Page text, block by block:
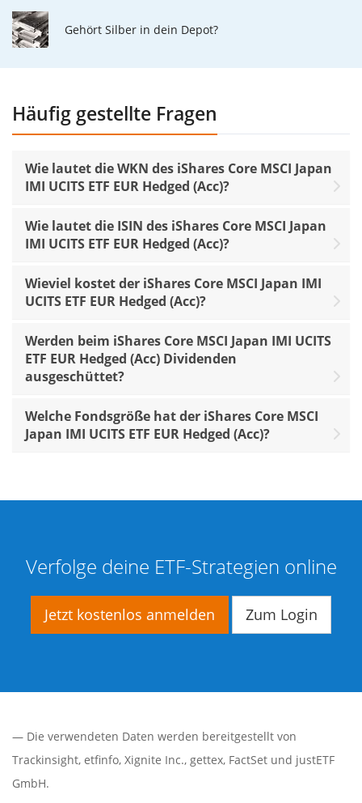
Gehört Silber in dein Depot?
Häufig gestellte Fragen
Wie lautet die WKN des iShares Core MSCI Japan
IMI UCITS ETF EUR Hedged (Acc)?
Wie lautet die ISIN des iShares Core MSCI Japan
IMI UCITS ETF EUR Hedged (Acc)?
Wieviel kostet der iShares Core MSCI Japan IMI
UCITS ETF EUR Hedged (Acc)?
Werden beim iShares Core MSCI Japan IMI UCITS
ETF EUR Hedged (Acc) Dividenden
ausgeschüttet?
Welche Fondsgröße hat der iShares Core MSCI
Japan IMI UCITS ETF EUR Hedged (Acc)?
Verfolge deine ETF-Strategien online
Jetzt kostenlos anmelden Zum Login
— Die verwendeten Daten werden bereitgestellt von
Trackinsight, etfinfo, Xignite Inc., gettex, FactSet und justETF
GmbH.